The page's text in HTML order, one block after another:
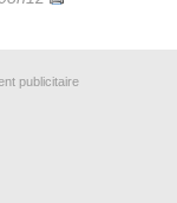
publicitaire